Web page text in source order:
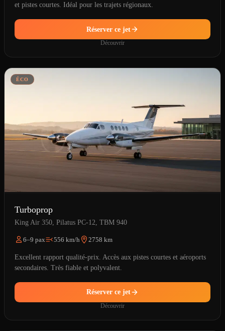
et pistes courtes. Idéal pour les trajets régionaux.
Réserver ce jet
Découvrir
ÉCO
Turboprop
King Air 350, Pilatus PC-12, TBM 940
6–9 pax 556 km/h 2758 km
Excellent rapport qualité-prix. Accès aux pistes courtes et aéroports
secondaires. Très fiable et polyvalent.
Réserver ce jet
Découvrir